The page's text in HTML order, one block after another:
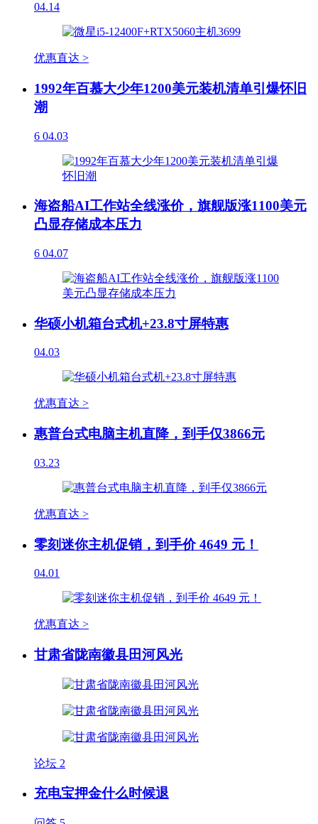
04.14
优惠直达 >
1992年百慕大少年1200美元装机清单引爆怀旧
潮
6 04.03
海盗船AI工作站全线涨价，旗舰版涨1100美元
凸显存储成本压力
6 04.07
华硕小机箱台式机+23.8寸屏特惠
04.03
优惠直达 >
惠普台式电脑主机直降，到手仅3866元
03.23
优惠直达 >
零刻迷你主机促销，到手价 4649 元！
04.01
优惠直达 >
甘肃省陇南徽县田河风光
论坛 2
充电宝押金什么时候退